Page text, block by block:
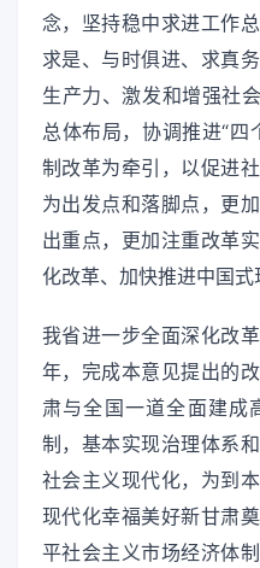
念，坚持稳中求进工作
求是、与时俱进、求真
生产力、激发和增强社
总体布局，协调推进“四
制改革为牵引，以促进
为出发点和落脚点，更
出重点，更加注重改革
化改革、加快推进中国式
我省进一步全面深化改
年，完成本意见提出的
肃与全国一道全面建成
制，基本实现治理体系
社会主义现代化，为到
现代化幸福美好新甘肃
平社会主义市场经济体